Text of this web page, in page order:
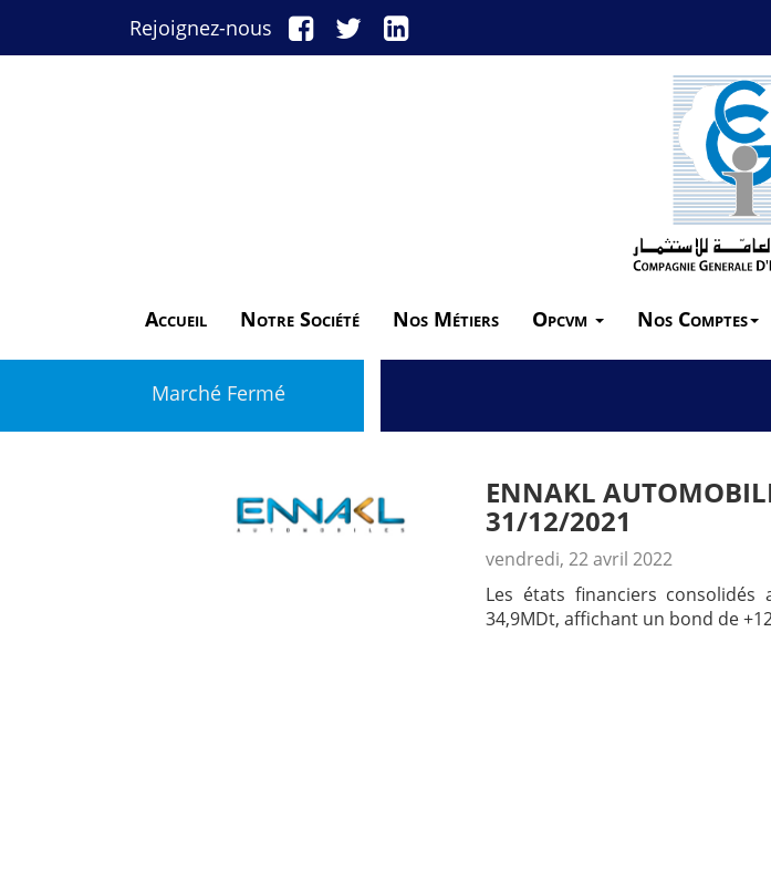
Rejoignez-nous
Accueil Notre Société Nos Métiers Opcvm Nos Comptes
Marché Fermé
ENNAKL
31/12/2021
vendredi, 22 avril 2022
Les états financiers
34,9MDt, affichant un bond de